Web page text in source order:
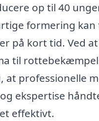
op til 40
formering
på kort tid. Ved
til
at professionelle
ekspertise
effektivt.